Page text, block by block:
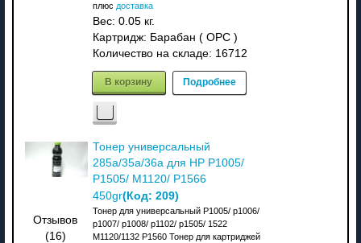
плюс доставка
Вес: 0.05 кг.
Картридж: Барабан ( OPC )
Количество на складе: 16712
В корзину Подробнее
Отзывов
(16)
Тонер универсальный
285a/35a/36a для HP P1005/
P1505/ M1120/ P1566
450gr(Код: 209)
Тонер для универсальный P1005/ p1006/
p1007/ p1008/ p1102/ p1505/ 1522
M1120/1132 P1560 Тонер для картриджей